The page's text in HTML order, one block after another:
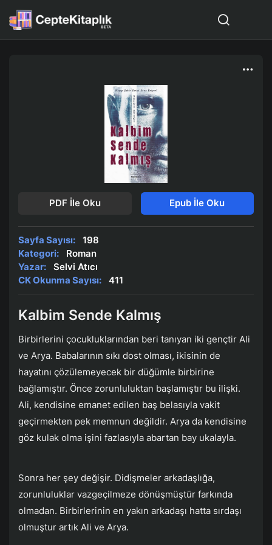
PDF İle Oku Epub İle Oku
Sayfa Sayısı:
198
Kategori:
Roman
Yazar:
Selvi Atıcı
CK Okunma Sayısı:
411
Kalbim Sende Kalmış
Birbirlerini çocukluklarından beri tanıyan iki gençtir Ali
ve Arya. Babalarının sıkı dost olması, ikisinin de
hayatını çözülemeyecek bir düğümle birbirine
bağlamıştır. Önce zorunluluktan başlamıştır bu ilişki.
Ali, kendisine emanet edilen baş belasıyla vakit
geçirmekten pek memnun değildir. Arya da kendisine
göz kulak olma işini fazlasıyla abartan bay ukalayla.
Sonra her şey değişir. Didişmeler arkadaşlığa,
zorunluluklar vazgeçilmeze dönüşmüştür farkında
olmadan. Birbirlerinin en yakın arkadaşı hatta sırdaşı
olmuştur artık Ali ve Arya.